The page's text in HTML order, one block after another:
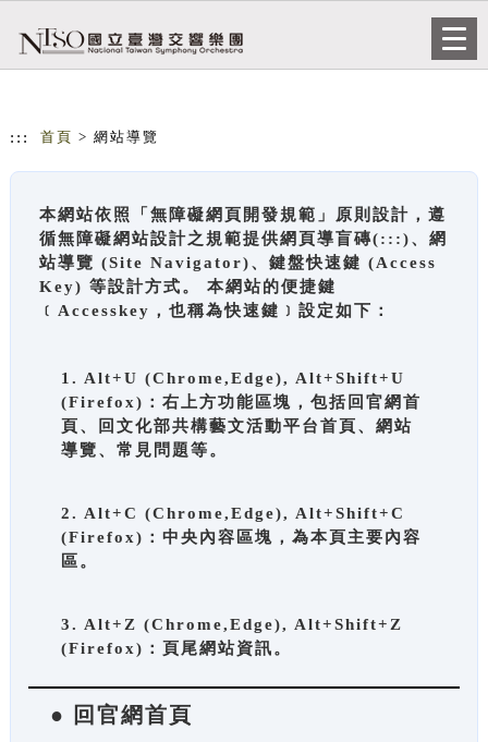
::: 首頁 > 網站導覽
本網站依照「無障礙網頁開發規範」原則設計，遵
循無障礙網站設計之規範提供網頁導盲磚(:::)、網
站導覽 (Site Navigator)、鍵盤快速鍵 (Access
Key) 等設計方式。 本網站的便捷鍵
﹝Accesskey，也稱為快速鍵﹞設定如下：
1. Alt+U (Chrome,Edge), Alt+Shift+U
(Firefox)：右上方功能區塊，包括回官網首
頁、回文化部共構藝文活動平台首頁、網站
導覽、常見問題等。
2. Alt+C (Chrome,Edge), Alt+Shift+C
(Firefox)：中央內容區塊，為本頁主要內容
區。
3. Alt+Z (Chrome,Edge), Alt+Shift+Z
(Firefox)：頁尾網站資訊。
● 回官網首頁